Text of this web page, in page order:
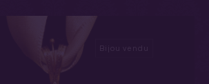
Bijou vendu